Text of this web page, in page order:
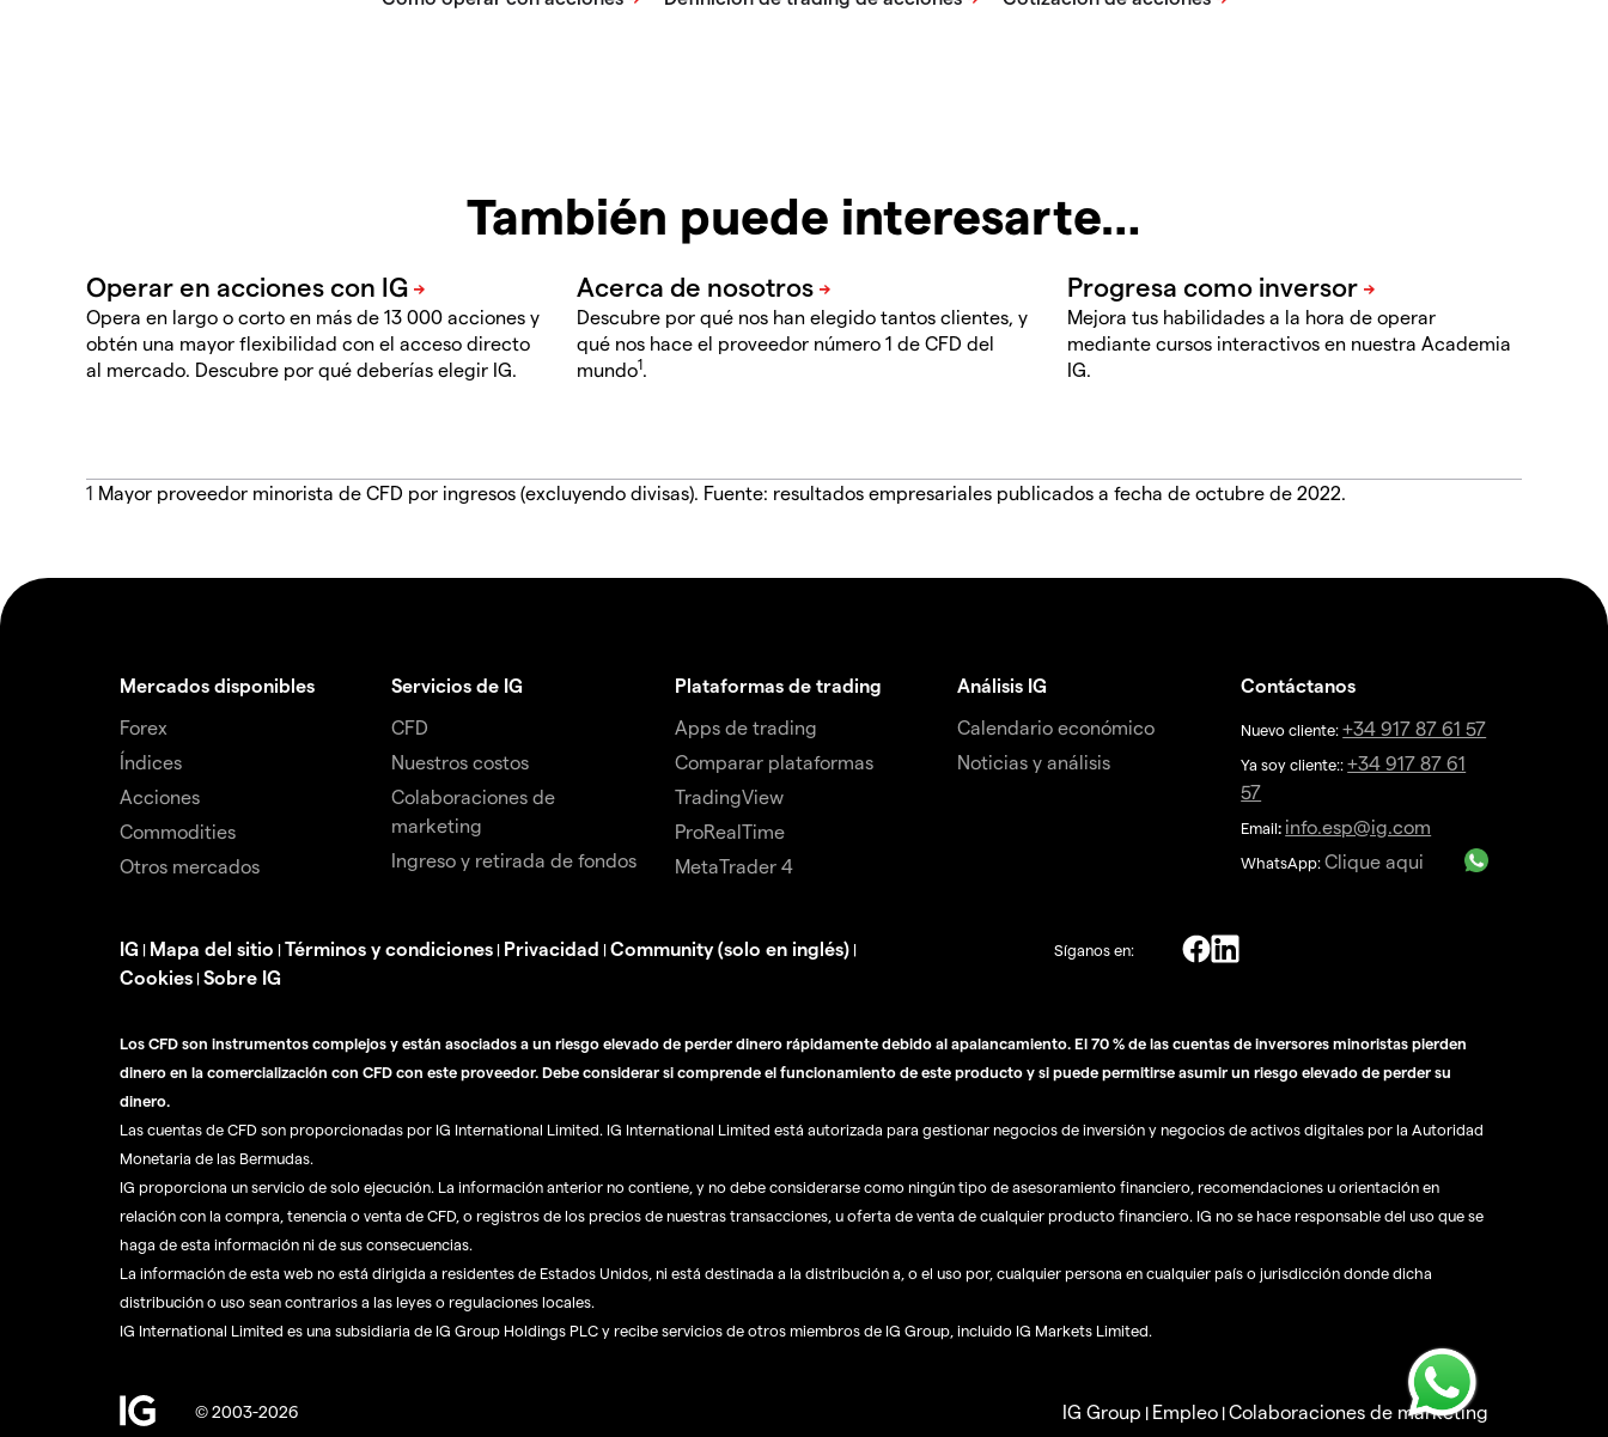
También puede interesarte…
Opera en largo o corto en más de 13 000 acciones y
obtén una mayor flexibilidad con el acceso directo
al mercado. Descubre por qué deberías elegir IG.
Descubre por qué nos han elegido tantos clientes, y
qué nos hace el proveedor número 1 de CFD del
mundo1.
Mejora tus habilidades a la hora de operar
mediante cursos interactivos en nuestra Academia
IG.
1 Mayor proveedor minorista de CFD por ingresos (excluyendo divisas). Fuente: resultados empresariales publicados a fecha de octubre de 2022.
Mercados disponibles
Forex
Índices
Acciones
Commodities
Otros mercados
Servicios de IG
CFD
Nuestros costos
Colaboraciones de
marketing
Ingreso y retirada de fondos
Plataformas de trading
Apps de trading
Comparar plataformas
TradingView
ProRealTime
MetaTrader 4
Análisis IG
Calendario económico
Noticias y análisis
Contáctanos
Nuevo cliente:+34 917 87 61 57
Ya soy cliente::+34 917 87 61
57
Email: info.esp@ig.com
WhatsApp:Clique aqui
IG | Mapa del sitio | Términos y condiciones | Privacidad | Community (solo en inglés) |
Cookies | Sobre IG
Síganos en:
Los CFD son instrumentos complejos y están asociados a un riesgo elevado de perder dinero rápidamente debido al apalancamiento. El 70 % de las cuentas de inversores minoristas pierden
dinero en la comercialización con CFD con este proveedor. Debe considerar si comprende el funcionamiento de este producto y si puede permitirse asumir un riesgo elevado de perder su
dinero.
Las cuentas de CFD son proporcionadas por IG International Limited. IG International Limited está autorizada para gestionar negocios de inversión y negocios de activos digitales por la Autoridad
Monetaria de las Bermudas.
IG proporciona un servicio de solo ejecución. La información anterior no contiene, y no debe considerarse como ningún tipo de asesoramiento financiero, recomendaciones u orientación en
relación con la compra, tenencia o venta de CFD, o registros de los precios de nuestras transacciones, u oferta de venta de cualquier producto financiero. IG no se hace responsable del uso que se
haga de esta información ni de sus consecuencias.
La información de esta web no está dirigida a residentes de Estados Unidos, ni está destinada a la distribución a, o el uso por, cualquier persona en cualquier país o jurisdicción donde dicha
distribución o uso sean contrarios a las leyes o regulaciones locales.
IG International Limited es una subsidiaria de IG Group Holdings PLC y recibe servicios de otros miembros de IG Group, incluido IG Markets Limited.
© 2003-2026 IG Group | Empleo |Colaboraciones de marketing